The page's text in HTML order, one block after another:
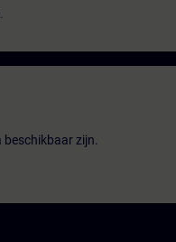
zijn.